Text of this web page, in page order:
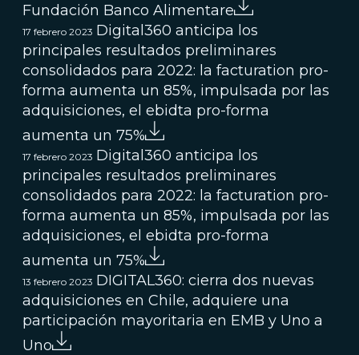
Fundación Banco Alimentare
17 febrero 2023 Digital360 anticipa los
principales resultados preliminares
consolidados para 2022: la facturation pro-
forma aumenta un 85%, impulsada por las
adquisiciones, el ebidta pro-forma
aumenta un 75%
17 febrero 2023 Digital360 anticipa los
principales resultados preliminares
consolidados para 2022: la facturation pro-
forma aumenta un 85%, impulsada por las
adquisiciones, el ebidta pro-forma
aumenta un 75%
13 febrero 2023 DIGITAL360: cierra dos nuevas
adquisiciones en Chile, adquiere una
participación mayoritaria en EMB y Uno a
Uno